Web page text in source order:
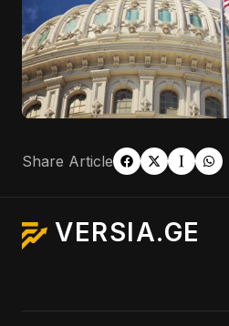
Share Article
VERSIA.GE